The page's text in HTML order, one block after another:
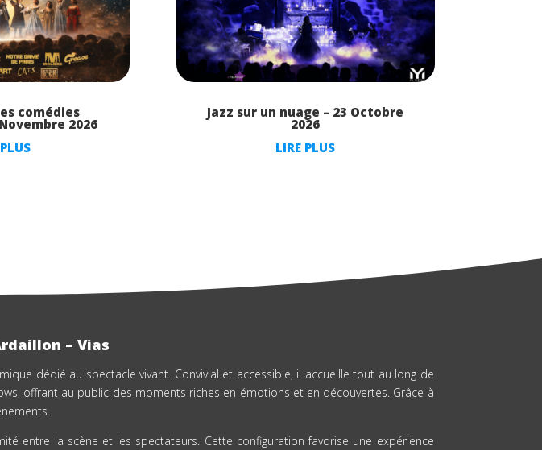
comédies
2026
Jazz sur un nuage – 23 Octobre
2026
LIRE PLUS
– Vias
dédié au spectacle vivant. Convivial et accessible, il accueille tout au long de
offrant au public des moments riches en émotions et en découvertes. Grâce à
entre la scène et les spectateurs. Cette configuration favorise une expérience